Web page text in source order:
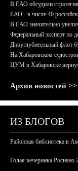
В ЕАО обсудили
ЕАО - в числе 40
В ЕАО значительно
Федеральный эксперт по
Дноуглубительный флот
На Хабаровском
ЦУМ в Хабаровске
Архив новостей >>
ИЗ БЛОГОВ
Районная библиотека в
Голая вечеринка Роснано